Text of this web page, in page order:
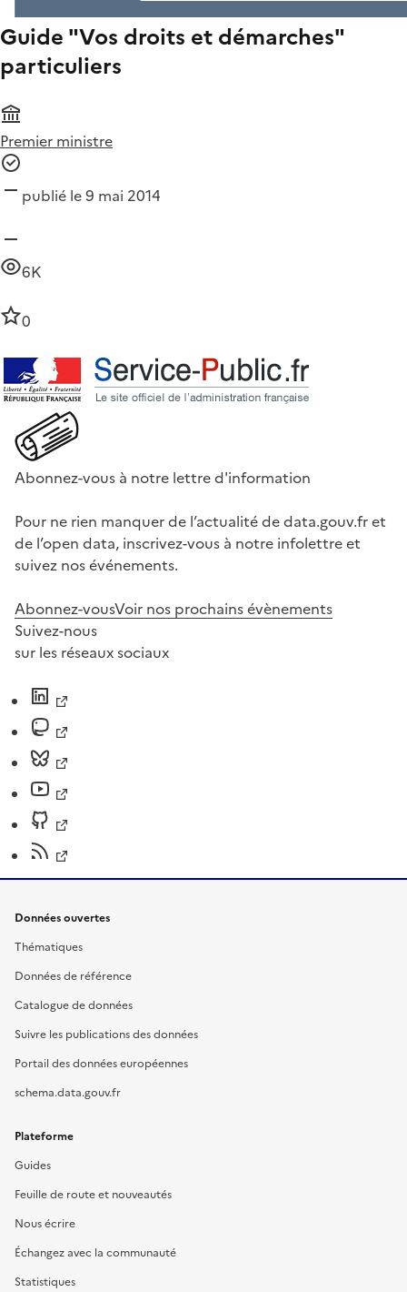
Guide "Vos droits et démarches"
particuliers
Premier ministre
publié le 9 mai 2014
6K
0
Abonnez-vous à notre lettre d'information
Pour ne rien manquer de l’actualité de data.gouv.fr et
de l’open data, inscrivez-vous à notre infolettre et
suivez nos événements.
Abonnez-vousVoir nos prochains évènements
Suivez-nous
sur les réseaux sociaux
Données ouvertes
Thématiques
Données de référence
Catalogue de données
Suivre les publications des données
Portail des données européennes
schema.data.gouv.fr
Plateforme
Guides
Feuille de route et nouveautés
Nous écrire
Échangez avec la communauté
Statistiques